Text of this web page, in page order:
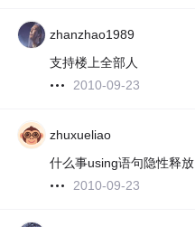
zhanzhao1989
支持楼上全部人
2010-09-23
zhuxueliao
什么事using语句隐性释放
2010-09-23